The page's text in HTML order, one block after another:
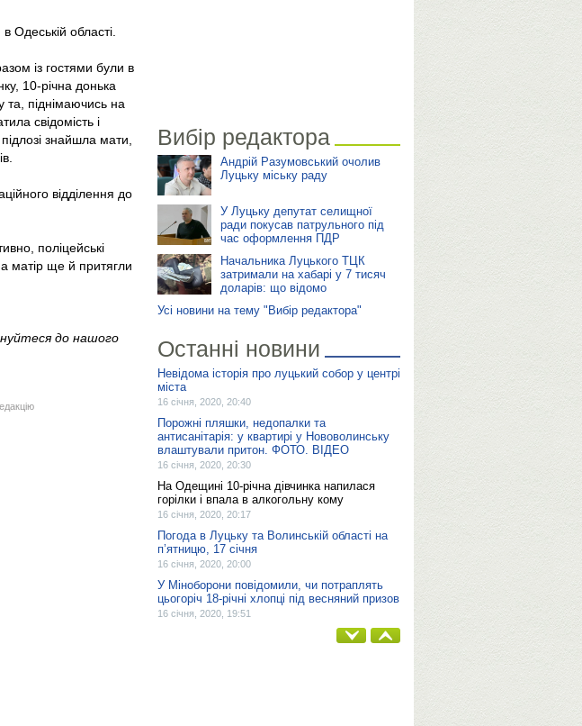
області.
із гостями були в
10-річна донька
та, піднімаючись на
свідомість і
знайшла мати,
відділення до
поліцейські
матір ще й притягли
до нашого
Вибір редактора
Андрій Разумовський очолив
Луцьку міську раду
У Луцьку депутат селищної
ради покусав патрульного під
час оформлення ПДР
Начальника Луцького ТЦК
затримали на хабарі у 7 тисяч
доларів: що відомо
Усі новини на тему "Вибір редактора"
Останні новини
Невідома історія про луцький собор у центрі
міста
16 січня, 2020, 20:40
Порожні пляшки, недопалки та
антисанітарія: у квартирі у Нововолинську
влаштували притон. ФОТО. ВІДЕО
16 січня, 2020, 20:30
На Одещині 10-річна дівчинка напилася
горілки і впала в алкогольну кому
16 січня, 2020, 20:17
Погода в Луцьку та Волинській області на
п’ятницю, 17 січня
16 січня, 2020, 20:00
У Міноборони повідомили, чи потраплять
цьогоріч 18-річні хлопці під весняний призов
16 січня, 2020, 19:51